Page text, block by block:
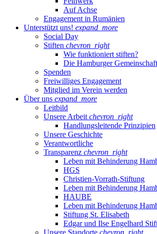
Auf Achse
Engagement in Rumänien
Unterstützt uns! expand_more
Social Day
Stiften chevron_right
Wie funktioniert stiften?
Die Hamburger
Spenden
Freiwilliges Engagement
Mitglied im Verein werden
Über uns expand_more
Leitbild
Unsere Arbeit chevron_right
Handlungsleitende Prinzipien
Unsere Geschichte
Verantwortliche
Transparenz chevron_right
Leben mit Behinderung
HGS
Christien-Vorrath-Stiftung
Leben mit Behinderung
HAUBE
Leben mit Behinderung
Stiftung St. Elisabeth
Edgar und Ilse Engelhard
Unsere Standorte chevron_right